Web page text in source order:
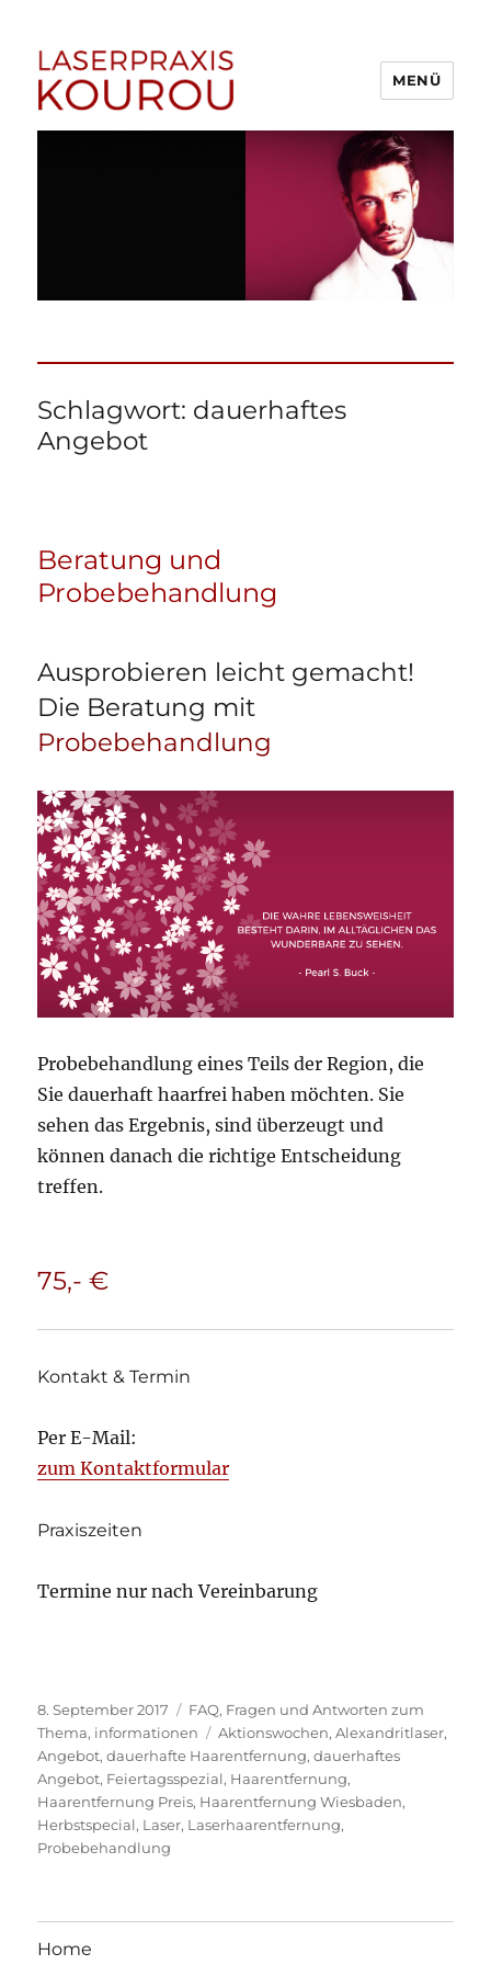
1A Laserpraxis Kourou –
Dauerhafte Haarentfernung
MENÜ
Schlagwort: dauerhaftes
Angebot
Beratung und
Probebehandlung
Ausprobieren leicht gemacht!
Die Beratung mit
Probebehandlung
Probebehandlung eines Teils der Region, die
Sie dauerhaft haarfrei haben möchten. Sie
sehen das Ergebnis, sind überzeugt und
können danach die richtige Entscheidung
treffen.
75,- €
Kontakt & Termin
Per E-Mail:
zum Kontaktformular
Praxiszeiten
Termine nur nach Vereinbarung
Veröffentlicht
am
8. September 2017 Kategorien
FAQ, Fragen und Antworten zum
Thema, informationen Schlagwörter
Aktionswochen,Alexandritlaser,
Angebot,dauerhafte Haarentfernung,dauerhaftes
Angebot, Feiertagsspezial, Haarentfernung,
Haarentfernung Preis, Haarentfernung Wiesbaden,
Herbstspecial, Laser, Laserhaarentfernung,
Probebehandlung
Home